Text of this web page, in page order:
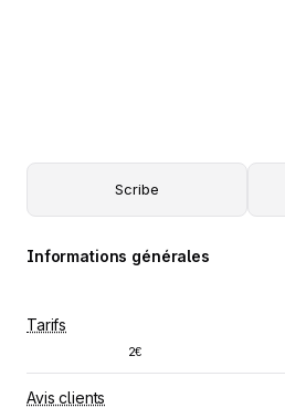
Scribe
Informations générales
Tarifs
2€
Avis clients